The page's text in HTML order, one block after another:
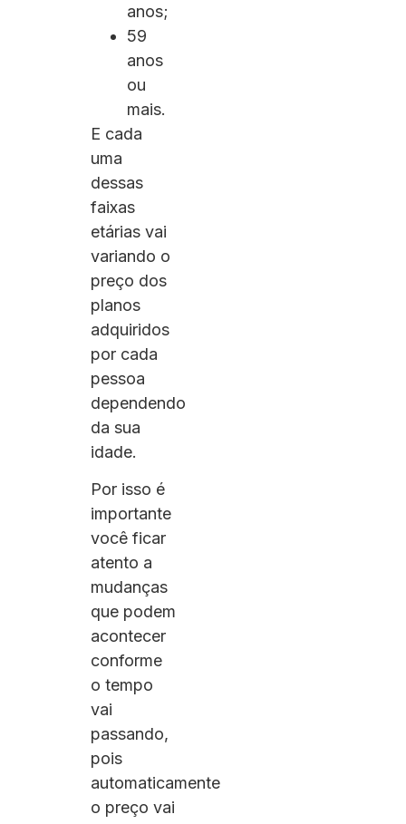
anos;
59
anos
ou
mais.
E cada
uma
dessas
faixas
etárias vai
variando o
preço dos
planos
adquiridos
por cada
pessoa
dependendo
da sua
idade.
Por isso é
importante
você ficar
atento a
mudanças
que podem
acontecer
conforme
o tempo
vai
passando,
pois
automaticamente
o preço vai